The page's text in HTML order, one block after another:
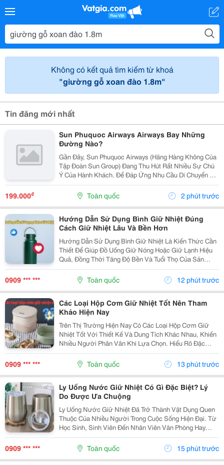
Không có kết quả tìm kiếm từ khoá
"giường gỗ xoan đào 1.8m"
Tin đăng mới nhất
Sun Phuquoc Airways Airways Bay Những
Đường Nào?
Gần Đây, Sun Phuquoc Airways (Hãng Hàng Không Của
Tập Đoàn Sun Group) Đang Thu Hút Rất Nhiều Sự Chú
Ý Của Hành Khách. Để Đáp Ứng Nhu Cầu Di Chuyển Và
Du Lịch, Hãng Đang Liên Tục Mở Rộng Mạng Lưới Bay,
Kết Nối Trực Tiếp Phú Quốc Với Nhiều Tỉnh Thành...
199.000₫ Toàn quốc 2 phút trước
Hướng Dẫn Sử Dụng Bình Giữ Nhiệt Đúng
Cách Giữ Nhiệt Lâu Và Bền Hơn
Hướng Dẫn Sử Dụng Bình Giữ Nhiệt Là Kiến Thức Cần
Thiết Để Giúp Đồ Uống Giữ Nóng Hoặc Giữ Lạnh Hiệu
Quả, Đồng Thời Tăng Độ Bền Và Tuổi Thọ Của Sản
Phẩm. Trong Bài Viết Này, Cozycup Sẽ Chia Sẻ Cách Vệ
Sinh Bình Trước Khi Sử Dụng, Cách Dùng Đúng Mỗi...
0909 *** *** Toàn quốc 12 phút trước
Các Loại Hộp Cơm Giữ Nhiệt Tốt Nên Tham
Khảo Hiện Nay
Trên Thị Trường Hiện Nay Có Các Loại Hộp Cơm Giữ
Nhiệt Tốt Với Thiết Kế Và Dung Tích Khác Nhau, Khiến
Nhiều Người Phân Vân Khi Lựa Chọn. Hiểu Rõ Đặc
Điểm Của Từng Loại Sẽ Giúp Bạn Dễ Dàng Tìm Được
Sản Phẩm Phù Hợp Với Nhu Cầu Sử Dụng Hằng Ngày.
0909 *** *** Toàn quốc 13 phút trước
Ly Uống Nước Giữ Nhiệt Có Gì Đặc Biệt? Lý
Do Được Ưa Chuộng
Ly Uống Nước Giữ Nhiệt Đã Trở Thành Vật Dụng Quen
Thuộc Của Nhiều Người Trong Cuộc Sống Hiện Đại. Từ
Học Sinh, Sinh Viên Đến Nhân Viên Văn Phòng Hay
Người Thường Xuyên Di Chuyển Đều Có Thể Sử Dụng
Để Mang Theo Đồ Uống Yêu Thích. Vậy Điều Gì Khiến
0909 *** *** Toàn quốc 15 phút trước